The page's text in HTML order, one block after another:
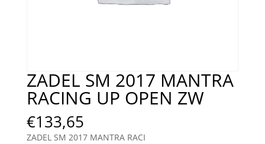
ZADEL SM 2017 MANTRA
RACING UP OPEN ZW
€133,65
ZADEL SM 2017 MANTRA RACI